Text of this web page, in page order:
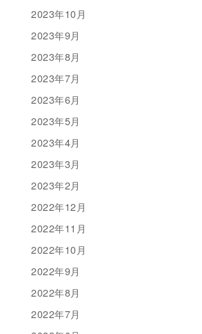
2023年10月
2023年9月
2023年8月
2023年7月
2023年6月
2023年5月
2023年4月
2023年3月
2023年2月
2022年12月
2022年11月
2022年10月
2022年9月
2022年8月
2022年7月